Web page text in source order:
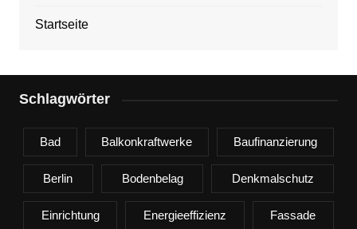
Startseite
Schlagwörter
Bad Balkonkraftwerke Baufinanzierung
Berlin Bodenbelag Denkmalschutz
Einrichtung Energieeffizienz Fassade